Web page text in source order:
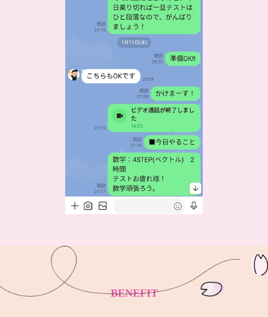
BENEFIT